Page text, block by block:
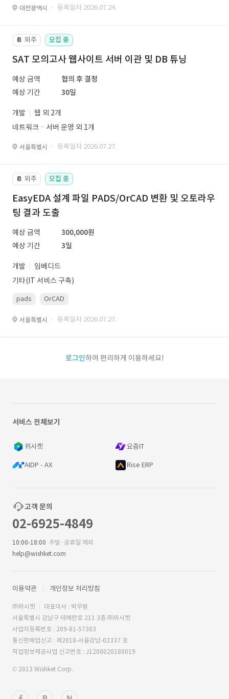
대전광역시 · 등록일자 2026.07.24.
📔 외주 모집 중
SAT 모의고사 웹사이트 서버 이관 및 DB 튜닝
예상 금액
협의 후 결정
예상 기간
30일
개발
웹 외 2개
네트워크ㆍ서버 운영 외 1개
서울특별시 · 등록일자 2026.07.27.
📔 외주 모집 중
EasyEDA 설계 파일 PADS/OrCAD 변환 및 오토라우
팅 결과 도출
예상 금액
300,000원
예상 기간
3일
개발
임베디드
기타(IT 서비스 구축)
pads OrCAD
서울특별시 · 등록일자 2026.07.27.
로그인하여 편리하게 이용하세요!
서비스 전체보기
위시켓 요즘IT
AIDP - AX Rise ERP
고객 문의
02-6925-4849
10:00-18:00 주말·공휴일 제외
help@wishket.com
이용약관 개인정보 처리방침
㈜위시켓
대표이사 : 박우범
서울특별시 강남구 테헤란로 211 3층 ㈜위시켓
사업자등록번호 : 209-81-57303
통신판매업신고 : 제2018-서울강남-02337 호
직업정보제공사업 신고번호 : J1200020180019
© 2013 Wishket Corp.